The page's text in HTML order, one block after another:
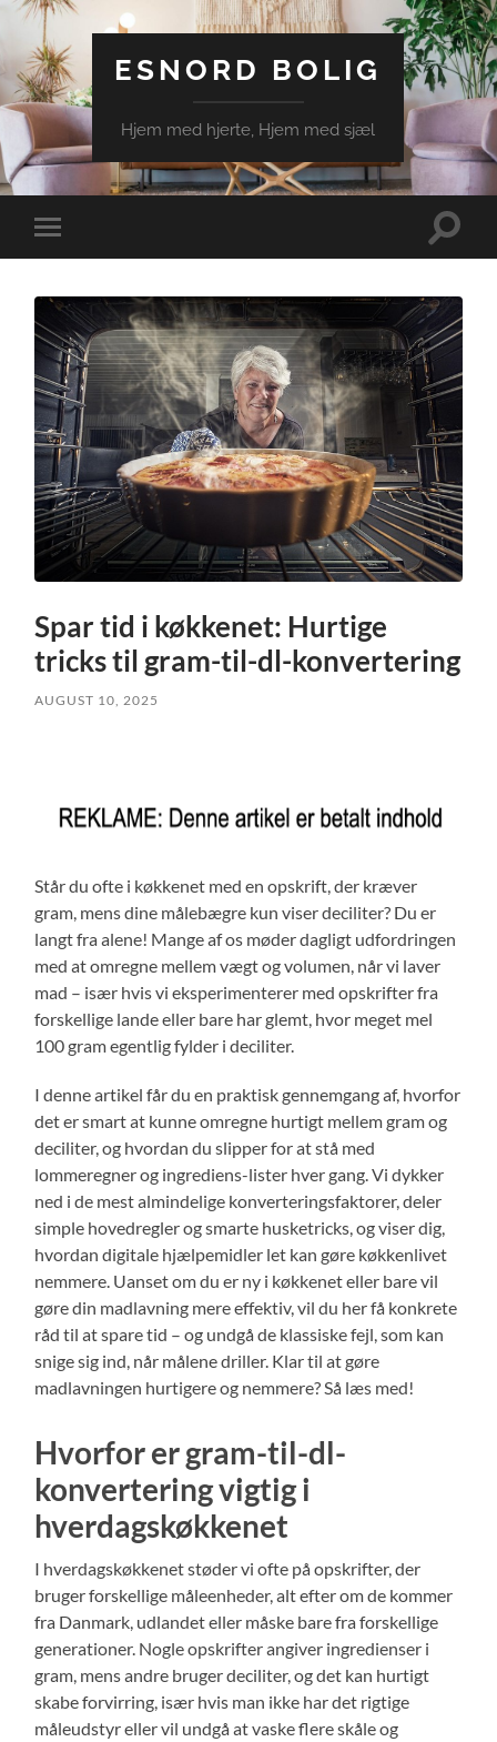
ESNORD BOLIG
Hjem med hjerte, Hjem med sjæl
Toggle
mobile
Toggle
Spar tid i køkkenet: Hurtige
tricks til gram-til-dl-konvertering
AUGUST 10, 2025
Står du ofte i køkkenet med en opskrift, der kræver
gram, mens dine målebægre kun viser deciliter? Du er
langt fra alene! Mange af os møder dagligt udfordringen
med at omregne mellem vægt og volumen, når vi laver
mad – især hvis vi eksperimenterer med opskrifter fra
forskellige lande eller bare har glemt, hvor meget mel
100 gram egentlig fylder i deciliter.
I denne artikel får du en praktisk gennemgang af, hvorfor
det er smart at kunne omregne hurtigt mellem gram og
deciliter, og hvordan du slipper for at stå med
lommeregner og ingrediens-lister hver gang. Vi dykker
ned i de mest almindelige konverteringsfaktorer, deler
simple hovedregler og smarte husketricks, og viser dig,
hvordan digitale hjælpemidler let kan gøre køkkenlivet
nemmere. Uanset om du er ny i køkkenet eller bare vil
gøre din madlavning mere effektiv, vil du her få konkrete
råd til at spare tid – og undgå de klassiske fejl, som kan
snige sig ind, når målene driller. Klar til at gøre
madlavningen hurtigere og nemmere? Så læs med!
Hvorfor er gram-til-dl-
konvertering vigtig i
hverdagskøkkenet
I hverdagskøkkenet støder vi ofte på opskrifter, der
bruger forskellige måleenheder, alt efter om de kommer
fra Danmark, udlandet eller måske bare fra forskellige
generationer. Nogle opskrifter angiver ingredienser i
gram, mens andre bruger deciliter, og det kan hurtigt
skabe forvirring, især hvis man ikke har det rigtige
måleudstyr eller vil undgå at vaske flere skåle og